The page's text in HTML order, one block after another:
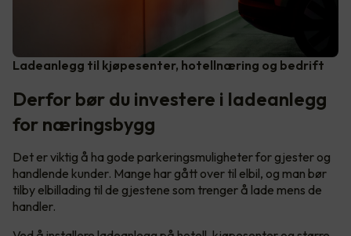
Ladeanlegg til kjøpesenter, hotellnæring og bedrift
Derfor bør du investere i ladeanlegg
for næringsbygg
Det er viktig å ha gode parkeringsmuligheter for gjester og
handlende kunder. Mange har gått over til elbil, og man bør
tilby elbillading til de gjestene som trenger å lade mens de
handler.